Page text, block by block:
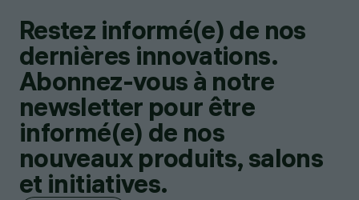
Restez informé(e) de nos
dernières innovations.
Abonnez-vous à notre
newsletter pour être
informé(e) de nos
nouveaux produits, salons
et initiatives.